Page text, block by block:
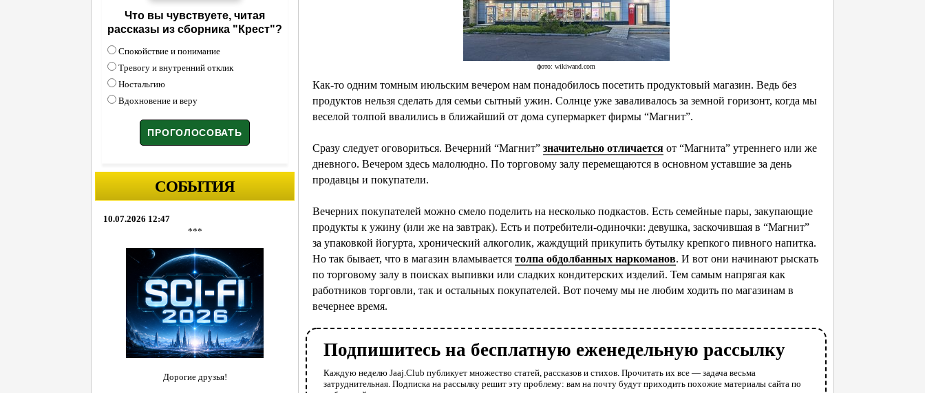
Что вы чувствуете, читая
рассказы из сборника "Крест"?
Спокойствие и понимание
Тревогу и внутренний отклик
Ностальгию
Вдохновение и веру
СОБЫТИЯ
10.07.2026 12:47
***
Дорогие друзья!
фото: wikiwand.com
Как-то одним томным июльским вечером нам понадобилось посетить продуктовый магазин. Ведь без
продуктов нельзя сделать для семьи сытный ужин. Солнце уже заваливалось за земной горизонт, когда мы
веселой толпой ввалились в ближайший от дома супермаркет фирмы “Магнит”.
Сразу следует оговориться. Вечерний “Магнит” значительно отличается от “Магнита” утреннего или же
дневного. Вечером здесь малолюдно. По торговому залу перемещаются в основном уставшие за день
продавцы и покупатели.
Вечерних покупателей можно смело поделить на несколько подкастов. Есть семейные пары, закупающие
продукты к ужину (или же на завтрак). Есть и потребители-одиночки: девушка, заскочившая в “Магнит”
за упаковкой йогурта, хронический алкоголик, жаждущий прикупить бутылку крепкого пивного напитка.
Но так бывает, что в магазин вламывается толпа обдолбанных наркоманов. И вот они начинают рыскать
по торговому залу в поисках выпивки или сладких кондитерских изделий. Тем самым напрягая как
работников торговли, так и остальных покупателей. Вот почему мы не любим ходить по магазинам в
вечернее время.
Подпишитесь на бесплатную еженедельную рассылку
Каждую неделю Jaaj.Club публикует множество статей, рассказов и стихов. Прочитать их все — задача весьма
затруднительная. Подписка на рассылку решит эту проблему: вам на почту будут приходить похожие материалы сайта по